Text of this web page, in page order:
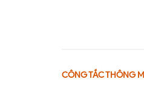
CÔNG TẮC THÔNG